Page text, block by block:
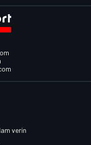
verin